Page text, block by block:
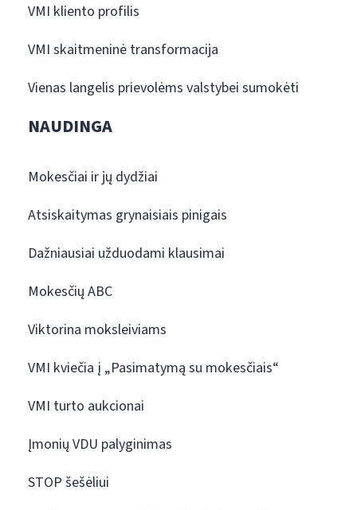
VMI kliento profilis
VMI skaitmeninė transformacija
Vienas langelis prievolėms valstybei sumokėti
NAUDINGA
Mokesčiai ir jų dydžiai
Atsiskaitymas grynaisiais pinigais
Dažniausiai užduodami klausimai
Mokesčių ABC
Viktorina moksleiviams
VMI kviečia į „Pasimatymą su mokesčiais“
VMI turto aukcionai
Įmonių VDU palyginimas
STOP šešėliui